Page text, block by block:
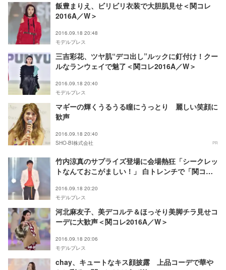
飯豊まりえ、ビリビリ衣装で大胆肌見せ＜関コレ
2016A／W＞
2016.09.18 20:48
モデルプレス
三吉彩花、ツヤ肌“デコ出し”ルックに釘付け！クー
ルなランウェイで魅了＜関コレ2016A／W＞
2016.09.18 20:40
モデルプレス
マギーの輝くうるうる瞳にうっとり 麗しい笑顔に
歓声
2016.09.18 20:40
SHO-BI株式会社
PR
竹内涼真のサプライズ登場に会場熱狂「シークレッ
トなんておこがましい！」 白トレンチで「関コ
2016.09.18 20:20
モデルプレス
河北麻友子、美デコルテ＆ほっそり美脚チラ見せコ
ーデに大歓声＜関コレ2016A／W＞
2016.09.18 20:06
モデルプレス
chay、キュートなキス顔披露 上品コーデで華や